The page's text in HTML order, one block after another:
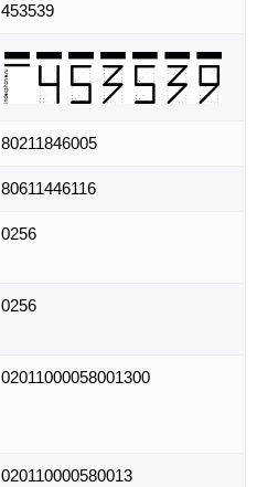
453539
80211846005
80611446116
0256
0256
02011000058001300
020110000580013